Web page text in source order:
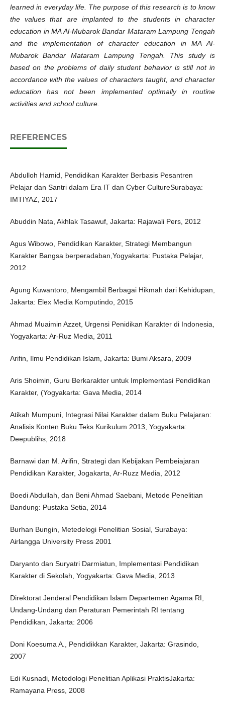
learned in everyday life. The purpose of this research is to know
the values that are implanted to the students in character
education in MA Al-Mubarok Bandar Mataram Lampung Tengah
and the implementation of character education in MA Al-
Mubarok Bandar Mataram Lampung Tengah. This study is
based on the problems of daily student behavior is still not in
accordance with the values of characters taught, and character
education has not been implemented optimally in routine
activities and school culture.
REFERENCES
Abdulloh Hamid, ‎Pendidikan Karakter Berbasis Pesantren
‎Pelajar dan Santri dalam Era IT dan ‎Cyber Culture‎‎Surabaya:
IMTIYAZ, 2017‎
Abuddin Nata, Akhlak Tasawuf, ‎Jakarta: Rajawali Pers, 2012
Agus Wibowo, Pendidikan Karakter, Strategi Membangun
Karakter Bangsa berperadaban,‎Yogyakarta: Pustaka Pelajar,
2012‎
Agung Kuwantoro, Mengambil Berbagai Hikmah dari Kehidupan,
Jakarta: Elex Media Komputindo, 2015
Ahmad Muaimin Azzet, Urgensi Penidikan Karakter di Indonesia,
‎Yogyakarta: Ar-Ruz Media, 2011‎
Arifin, Ilmu Pendidikan Islam, ‎Jakarta: Bumi Aksara, 2009‎
Aris Shoimin, Guru Berkarakter untuk Implementasi Pendidikan
Karakter, ‎‎(Yogyakarta: Gava Media, 2014
Atikah Mumpuni, Integrasi Nilai Karakter dalam Buku Pelajaran:
Analisis Konten Buku Teks Kurikulum 2013, Yogyakarta:
Deepublihs, 2018
Barnawi dan M. Arifin, Strategi dan Kebijakan Pembeiajaran
Pendidikan Karakter, ‎Jogakarta, Ar-‎Ruzz Media, 2012 ‎
Boedi Abdullah, dan Beni Ahmad Saebani, Metode Penelitian
‎Bandung: Pustaka Setia, 2014‎
Burhan Bungin, Metedelogi Penelitian Sosial, ‎Surabaya:
Airlangga University Press 2001
Daryanto dan Suryatri Darmiatun, Implementasi Pendidikan
Karakter di Sekolah, ‎Yogyakarta: Gava Media, 2013‎
Direktorat Jenderal Pendidikan Islam Departemen Agama RI,
Undang-Undang dan Peraturan Pemerintah RI tentang
Pendidikan, ‎Jakarta: 2006‎
Doni Koesuma A., Pendidikkan Karakter, ‎Jakarta: Grasindo,
2007‎
Edi Kusnadi, Metodologi Penelitian ‎Aplikasi Praktis‎‎Jakarta:
Ramayana Press, 2008